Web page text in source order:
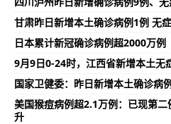
甘肃昨日新增本土确诊病例1例 无
日本累计新冠确诊病例超2000万例
9月9日0-24时，江西省新增本土无
国家卫健委：昨日新增本土确诊病
美国猴痘病例超2.1万例：已现第
升